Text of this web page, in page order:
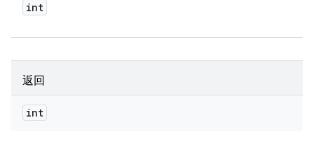
int
返回
int